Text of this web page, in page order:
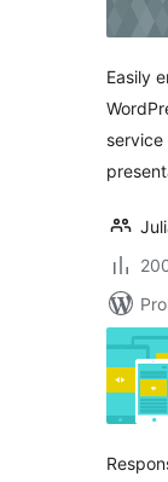
Easily
service